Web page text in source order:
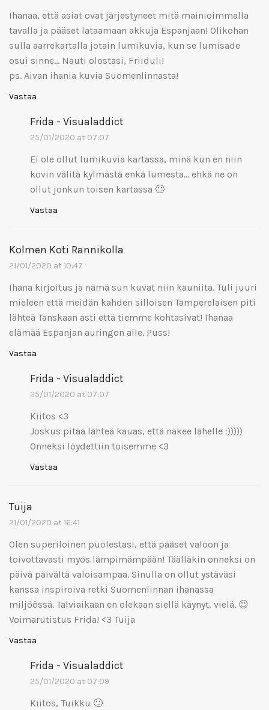
Ihanaa, että asiat ovat järjestyneet mitä mainioimmalla
tavalla ja pääset lataamaan akkuja Espanjaan! Olikohan
sulla aarrekartalla jotain lumikuvia, kun se lumisade
osui sinne… Nauti olostasi, Friiduli!
ps. Aivan ihania kuvia Suomenlinnasta!
Vastaa
Frida - Visualaddict
25/01/2020 at 07:07
Ei ole ollut lumikuvia kartassa, minä kun en niin
kovin välitä kylmästä enkä lumesta… ehkä ne on
ollut jonkun toisen kartassa 🙂
Vastaa
Kolmen Koti Rannikolla
21/01/2020 at 10:47
Ihana kirjoitus ja nämä sun kuvat niin kauniita. Tuli juuri
mieleen että meidän kahden silloisen Tamperelaisen piti
lähteä Tanskaan asti että tiemme kohtasivat! Ihanaa
elämää Espanjan auringon alle. Puss!
Vastaa
Frida - Visualaddict
25/01/2020 at 07:07
Kiitos <3
Joskus pitää lähteä kauas, että näkee lähelle :)))))
Onneksi löydettiin toisemme <3
Vastaa
Tuija
21/01/2020 at 16:41
Olen superiloinen puolestasi, että pääset valoon ja
toivottavasti myös lämpimämpään! Täälläkin onneksi on
päivä päivältä valoisampaa. Sinulla on ollut ystäväsi
kanssa inspiroiva retki Suomenlinnan ihanassa
miljöössä. Talviaikaan en olekaan siellä käynyt, vielä. 😉
Voimarutistus Frida! <3 Tuija
Vastaa
Frida - Visualaddict
25/01/2020 at 07:09
Kiitos, Tuikku 🙂